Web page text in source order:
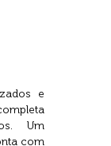
e
Um
com